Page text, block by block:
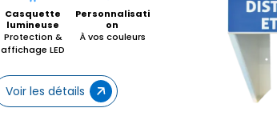
Casquette
lumineuse
Protection &
affichage LED
Personnalisati
on
À vos couleurs
Voir les détails